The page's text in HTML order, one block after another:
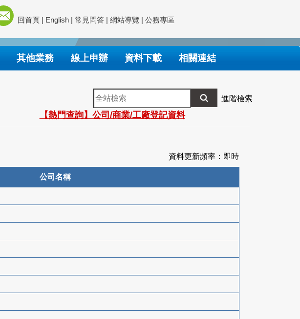
回首頁 | English | 常見問答 | 網站導覽 | 公務專區
其他業務 線上申辦 資料下載 相關連結
全
站
檢
索
進階檢索
【熱門查詢】公司/商業/工廠登記資料
資料更新頻率：即時
公司名稱